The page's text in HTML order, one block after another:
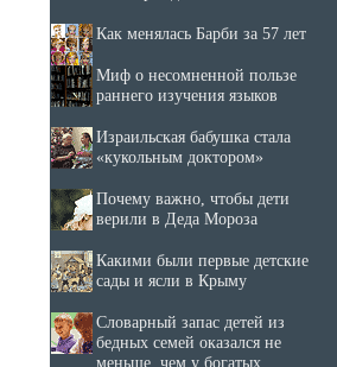
Как менялась Барби за 57 лет
Миф о несомненной пользе
раннего изучения языков
Израильская бабушка стала
«кукольным доктором»
Почему важно, чтобы дети
верили в Деда Мороза
Какими были первые детские
сады и ясли в Крыму
Словарный запас детей из
бедных семей оказался не
меньше, чем у богатых